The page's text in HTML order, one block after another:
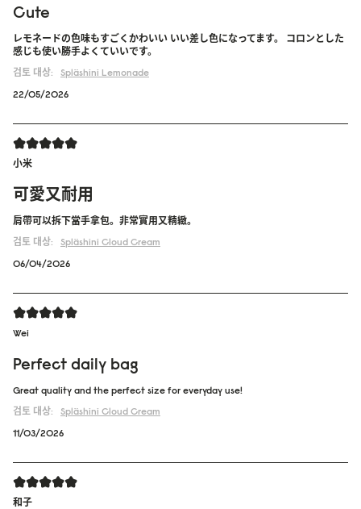
Cute
レモネードの色味もすごくかわいい いい差し色になってます。 コロンとした
感じも使い勝手よくていいです。
검토 대상:
Spläshini Lemonade
22/05/2026
小米
可愛又耐用
肩帶可以拆下當手拿包。非常實用又精緻。
검토 대상:
Spläshini Cloud Cream
06/04/2026
Wei
Perfect daily bag
Great quality and the perfect size for everyday use!
검토 대상:
Spläshini Cloud Cream
11/03/2026
和子